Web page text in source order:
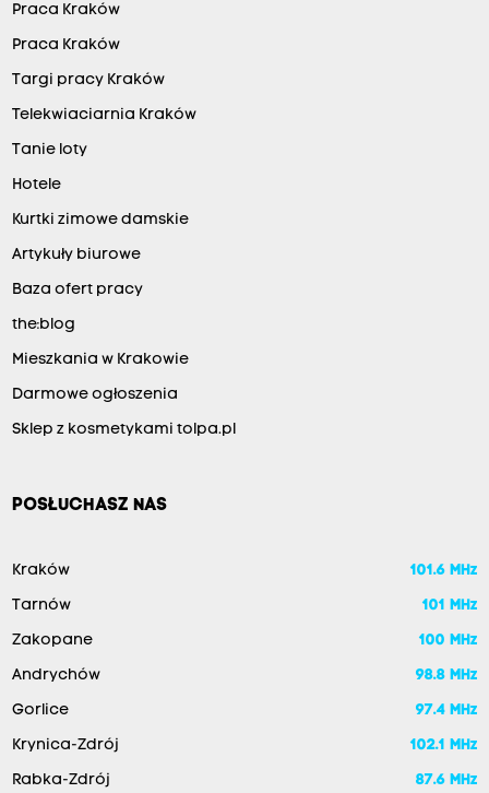
Praca Kraków
Praca Kraków
Targi pracy Kraków
Telekwiaciarnia Kraków
Tanie loty
Hotele
Kurtki zimowe damskie
Artykuły biurowe
Baza ofert pracy
the:blog
Mieszkania w Krakowie
Darmowe ogłoszenia
Sklep z kosmetykami tolpa.pl
POSŁUCHASZ NAS
Kraków 101.6 MHz
Tarnów 101 MHz
Zakopane 100 MHz
Andrychów 98.8 MHz
Gorlice 97.4 MHz
Krynica-Zdrój 102.1 MHz
Rabka-Zdrój 87.6 MHz